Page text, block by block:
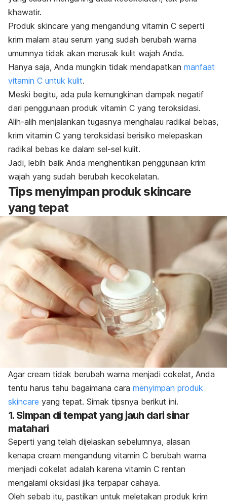
khawatir.
Produk skincare yang mengandung vitamin C seperti
krim malam atau serum yang sudah berubah warna
umumnya tidak akan merusak kulit wajah Anda.
Hanya saja, Anda mungkin tidak mendapatkan manfaat
vitamin C untuk kulit.
Meski begitu, ada pula kemungkinan dampak negatif
dari penggunaan produk vitamin C yang teroksidasi.
Alih-alih menjalankan tugasnya menghalau radikal bebas,
krim vitamin C yang teroksidasi berisiko melepaskan
radikal bebas ke dalam sel-sel kulit.
Jadi, lebih baik Anda menghentikan penggunaan krim
wajah yang sudah berubah kecokelatan.
Tips menyimpan produkskincare
yang tepat
Agar cream tidak berubah warna menjadi cokelat, Anda
tentu harus tahu bagaimana cara menyimpan produk
skincare yang tepat. Simak tipsnya berikut ini.
1. Simpan di tempat yang jauh dari sinar
matahari
Seperti yang telah dijelaskan sebelumnya, alasan
kenapa cream mengandung vitamin C berubah warna
menjadi cokelat adalah karena vitamin C rentan
mengalami oksidasi jika terpapar cahaya.
Oleh sebab itu, pastikan untuk meletakan produk krim